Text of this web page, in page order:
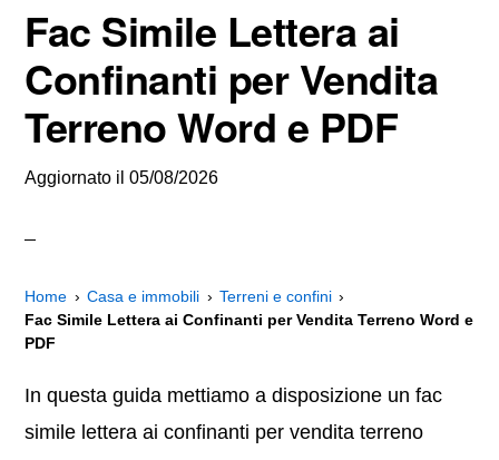
Fac Simile Lettera ai
Confinanti per Vendita
Terreno Word e PDF
Aggiornato il05/08/2026
Home Casa e immobili
Terreni e confini
Fac Simile Lettera ai Confinanti per Vendita Terreno Word e
PDF
In questa guida mettiamo a disposizione un fac
simile lettera ai confinanti per vendita terreno